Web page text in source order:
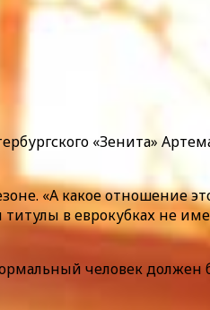
«Зенита»
«А какое отношение
в еврокубках не
человек должен